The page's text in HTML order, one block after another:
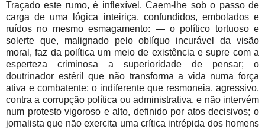
Traçado este rumo, é inflexível. Caem-lhe sob o passo de
carga de uma lógica inteiriça, confundidos, embolados e
ruídos no mesmo esmagamento: — o político tortuoso e
solerte que, malignado pelo oblíquo incurável da visão
moral, faz da política um meio de existência e supre com a
esperteza criminosa a superioridade de pensar; o
doutrinador estéril que não transforma a vida numa força
ativa e combatente; o indiferente que resmoneia, agressivo,
contra a corrupção política ou administrativa, e não intervém
num protesto vigoroso e alto, definido por atos decisivos; o
jornalista que não exercita uma crítica intrépida dos homens